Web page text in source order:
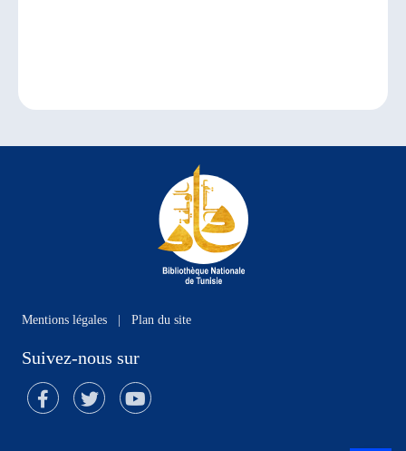
Mentions légales Plan du site
Suivez-nous sur